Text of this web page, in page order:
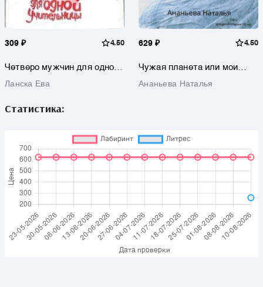
309 ₽ 4.50
Четверо мужчин для одной
Ланска Ева
629 ₽ 4.50
Чужая планета или мои
Ананьева Наталья
Статистика: